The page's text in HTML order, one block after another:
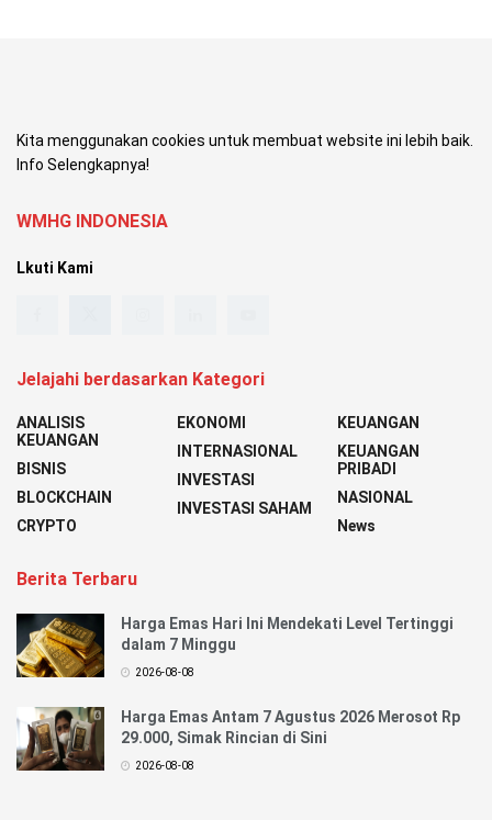
Kita menggunakan cookies untuk membuat website ini lebih baik.
Info Selengkapnya!
WMHG INDONESIA
Lkuti Kami
Jelajahi berdasarkan Kategori
ANALISIS
KEUANGAN
BISNIS
BLOCKCHAIN
CRYPTO
EKONOMI
INTERNASIONAL
INVESTASI
INVESTASI SAHAM
KEUANGAN
KEUANGAN
PRIBADI
NASIONAL
News
Berita Terbaru
Harga Emas Hari Ini Mendekati Level Tertinggi
dalam 7 Minggu
2026-08-08
Harga Emas Antam 7 Agustus 2026 Merosot Rp
29.000, Simak Rincian di Sini
2026-08-08